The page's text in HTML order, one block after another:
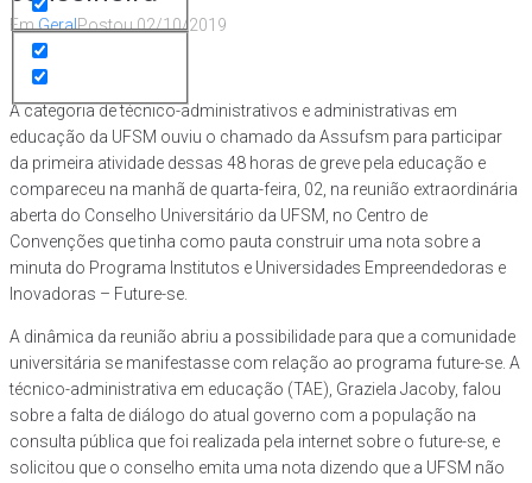
EmGeralPostou02/10/2019
A categoria de técnico-administrativos e administrativas em
educação da UFSM ouviu o chamado da Assufsm para participar
da primeira atividade dessas 48 horas de greve pela educação e
compareceu na manhã de quarta-feira, 02, na reunião extraordinária
aberta do Conselho Universitário da UFSM, no Centro de
Convenções que tinha como pauta construir uma nota sobre a
minuta do Programa Institutos e Universidades Empreendedoras e
Inovadoras – Future-se.
A dinâmica da reunião abriu a possibilidade para que a comunidade
universitária se manifestasse com relação ao programa future-se. A
técnico-administrativa em educação (TAE), Graziela Jacoby, falou
sobre a falta de diálogo do atual governo com a população na
consulta pública que foi realizada pela internet sobre o future-se, e
solicitou que o conselho emita uma nota dizendo que a UFSM não